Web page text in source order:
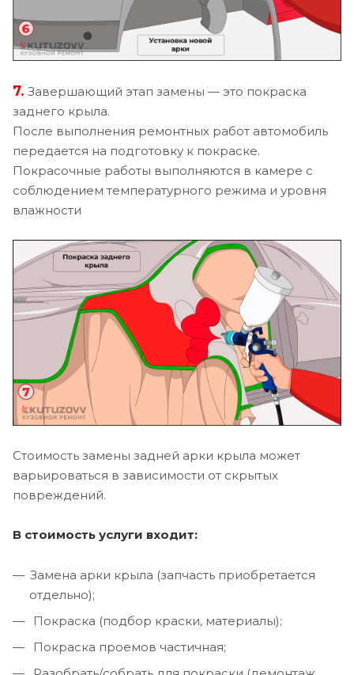
7. Завершающий этап замены — это покраска
заднего крыла.
После выполнения ремонтных работ автомобиль
передается на подготовку к покраске.
Покрасочные работы выполняются в камере с
соблюдением температурного режима и уровня
влажности
Стоимость замены задней арки крыла может
варьироваться в зависимости от скрытых
повреждений.
В стоимость услуги входит:
Замена арки крыла (запчасть приобретается
отдельно);
Покраска (подбор краски, материалы);
Покраска проемов частичная;